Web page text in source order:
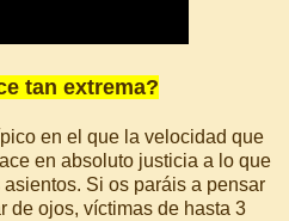
tan extrema?
en el que la velocidad que
en absoluto justicia a lo que
Si os paráis a pensar
de ojos, víctimas de hasta 3